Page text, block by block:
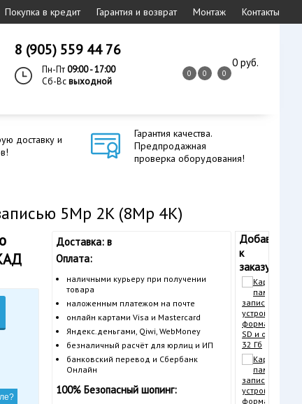
Покупка в кредит Гарантия и возврат Монтаж Контакты
8 (905) 559 44 76
Пн-Пт09:00 - 17:00
Сб-Всвыходной
0 0 0
0 руб.
доставку и
Гарантия качества.
Предпродажная
проверка оборудования!
5Mp 2K (8Mp 4K)
Доставка: в
Оплата:
наличными курьеру при получении
товара
наложенным платежом на почте
онлайн картами Visa и Mastercard
Яндекс.деньгами, Qiwi, WebMoney
безналичный расчёт для юрлиц и ИП
банковский перевод и Сбербанк
Онлайн
100% Безопасный шопинг:
Добавьте
к
заказу: